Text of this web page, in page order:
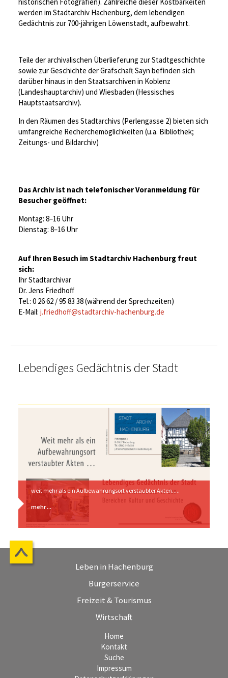
werden im Stadtarchiv Hachenburg, dem lebendigen
Gedächtnis zur 700-jährigen Löwenstadt, aufbewahrt.
Teile der archivalischen Überlieferung zur Stadtgeschichte
sowie zur Geschichte der Grafschaft Sayn befinden sich
darüber hinaus in den Staatsarchiven in Koblenz
(Landeshauptarchiv) und Wiesbaden (Hessisches
Hauptstaatsarchiv).
In den Räumen des Stadtarchivs (Perlengasse 2) bieten sich
umfangreiche Recherchemöglichkeiten (u.a. Bibliothek;
Zeitungs- und Bildarchiv)
Das Archiv ist nach telefonischer Voranmeldung für
Besucher geöffnet:
Montag: 8–16 Uhr
Dienstag: 8–16 Uhr
Auf Ihren Besuch im Stadtarchiv Hachenburg freut
sich:
Ihr Stadtarchivar
Dr. Jens Friedhoff
Tel.: 0 26 62 / 95 83 38 (während der Sprechzeiten)
E-Mail: j.friedhoff@stadtarchiv-hachenburg.de
Lebendiges Gedächtnis der Stadt
weit mehr als ein Aufbewahrungsort verstaubter Akten.....
mehr ...
Leben in Hachenburg
Bürgerservice
Freizeit & Tourismus
Wirtschaft
Home
Kontakt
Suche
Impressum